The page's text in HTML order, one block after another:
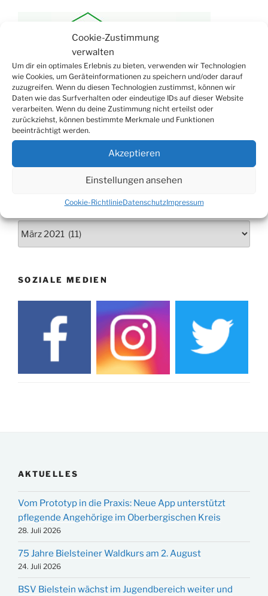
Cookie-Zustimmung
verwalten
Um dir ein optimales Erlebnis zu bieten, verwenden wir Technologien
wie Cookies, um Geräteinformationen zu speichern und/oder darauf
zuzugreifen. Wenn du diesen Technologien zustimmst, können wir
Daten wie das Surfverhalten oder eindeutige IDs auf dieser Website
verarbeiten. Wenn du deine Zustimmung nicht erteilst oder
zurückziehst, können bestimmte Merkmale und Funktionen
beeinträchtigt werden.
Akzeptieren
Einstellungen ansehen
Cookie-RichtlinieDatenschutzImpressum
Proklamation der Tollitäten
Konzert Bielsteiner Männerchor
Volkstrauertag am Ehrenmal
27.11.
Anknipsfest an der Oberbantenberger
Kirche
29.11.
Adventskonzert Frauenchor
Oberbantenberg
ab 01.12.
Burghaus im Advent
Adventsfeier im Ev. Gemeindehaus
Herbstprogramm Burghaus Bielstein
19. u. 20.12. Weihnachtsmarkt rund um die Burg
Übersichtder Wiehler Geschäftswelt
NACHRICHTEN
Archiv
SOZIALE MEDIEN
AKTUELLES
Vom Prototyp in die Praxis: Neue App unterstützt
pflegende Angehörige im Oberbergischen Kreis
28. Juli 2026
75 Jahre Bielsteiner Waldkurs am 2. August
24. Juli 2026
BSV Bielstein wächst im Jugendbereich weiter und